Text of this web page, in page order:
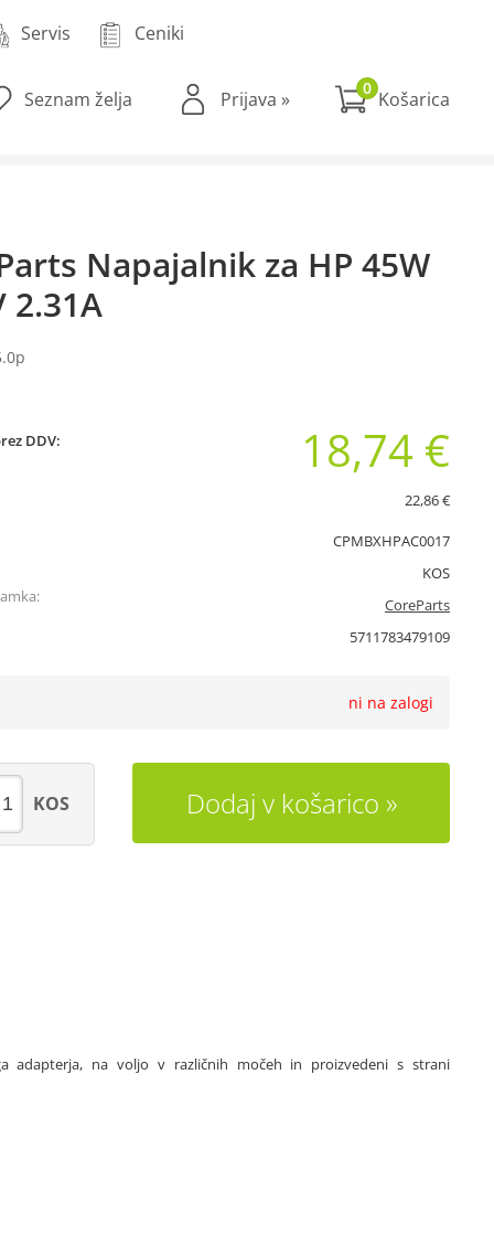
Servis Ceniki
Seznam želja Prijava » 0
Napajalnik za HP 45W
2.31A
DDV: 18,74 €
22,86 €
CPMBXHPAC0017
KOS
CoreParts
5711783479109
ni na zalogi
Dodaj v košarico
KOS
adapterja, na voljo v različnih močeh in proizvedeni s strani